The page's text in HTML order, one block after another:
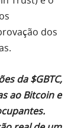
dos
da $GBTC,
ao Bitcoin e